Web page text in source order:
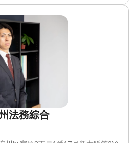
依頼した方が良かったのでは
いらっしゃいます。なので、
ても、その選択は重要であ
トはやはり知識経験に置くの
。
神戸市、尼崎市、西宮市、芦
、川西市）、京都府（京都
京田辺市、木津川市、亀岡
、八幡市、精華町、久御山
、橿原市、生駒市、大和郡山
法務綜合